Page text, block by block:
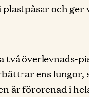
och ger
två överlevnads-
ens lungor,
är förorenad i